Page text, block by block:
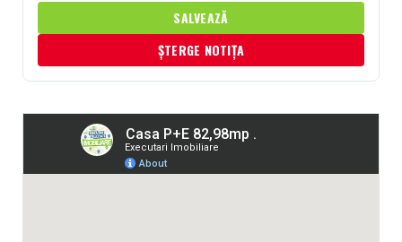
SALVEAZĂ
ȘTERGE NOTIȚA